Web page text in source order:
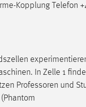
Kopplung Telefon
In Zelle 1
Professoren und